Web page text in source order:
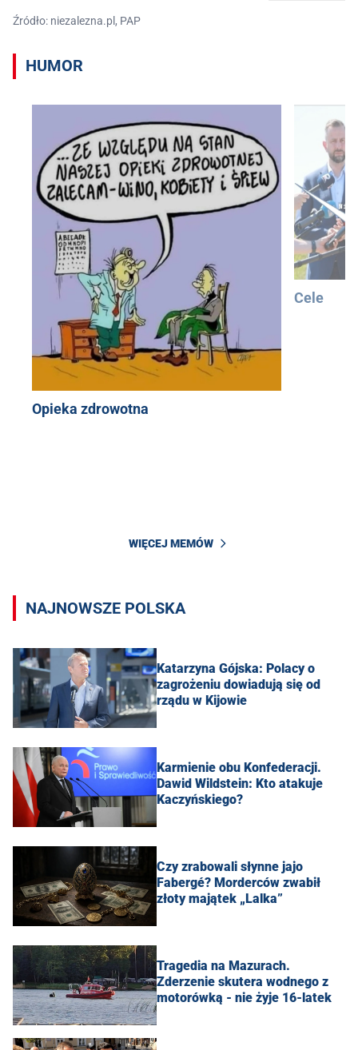
Źródło: niezalezna.pl, PAP
HUMOR
Opieka zdrowotna
Cele
WIĘCEJ MEMÓW
NAJNOWSZE POLSKA
Katarzyna Gójska: Polacy o
zagrożeniu dowiadują się od
rządu w Kijowie
Karmienie obu Konfederacji.
Dawid Wildstein: Kto atakuje
Kaczyńskiego?
Czy zrabowali słynne jajo
Fabergé? Morderców zwabił
złoty majątek „Lalka”
Tragedia na Mazurach.
Zderzenie skutera wodnego z
motorówką - nie żyje 16-latek